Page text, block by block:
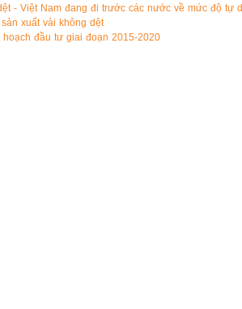
- Việt Nam đang đi trước các nước về mức độ tự
xuất vải không dệt
đầu tư giai đoạn 2015-2020